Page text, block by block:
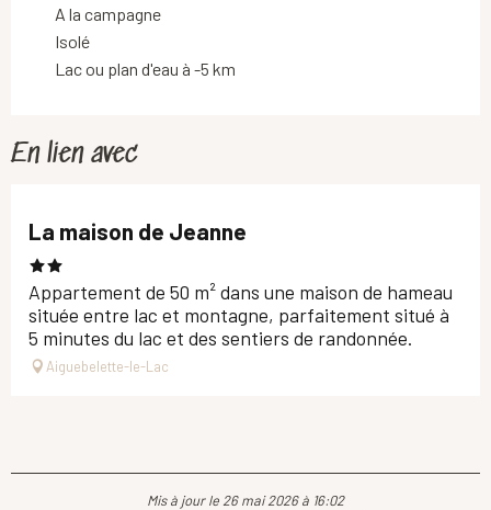
A la campagne
Isolé
Lac ou plan d'eau à -5 km
En lien avec
La maison de Jeanne
Appartement de 50 m² dans une maison de hameau
située entre lac et montagne, parfaitement situé à
5 minutes du lac et des sentiers de randonnée.
Aiguebelette-le-Lac
Mis à jour le 26 mai 2026 à 16:02